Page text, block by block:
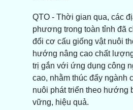
QTO - Thời gian qua, các
phương trong toàn tỉnh đã
đổi cơ cấu giống vật nuôi
hướng nâng cao chất
trị gắn với ứng dụng công
cao, nhằm thúc đẩy ngành
nuôi phát triển theo hướng
vững, hiệu quả.